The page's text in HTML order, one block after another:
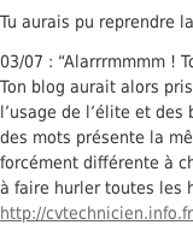
Tu aurais pu reprendre
03/07 : “Alarrrmmmm !
Ton blog aurait alors
l’usage de l’élite et
des mots présente la
forcément différente à
à faire hurler toutes les
http://